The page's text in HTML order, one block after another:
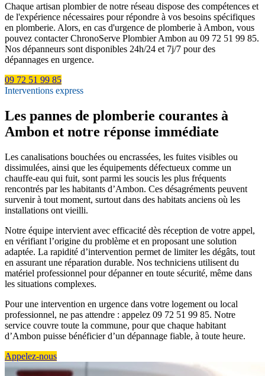
Chaque artisan plombier de notre réseau dispose des compétences et
de l'expérience nécessaires pour répondre à vos besoins spécifiques
en plomberie. Alors, en cas d'urgence de plomberie à Ambon, vous
pouvez contacter ChronoServe Plombier Ambon au 09 72 51 99 85.
Nos dépanneurs sont disponibles 24h/24 et 7j/7 pour des
dépannages en urgence.
09 72 51 99 85
Interventions express
Les pannes de plomberie courantes à
Ambon et notre réponse immédiate
Les canalisations bouchées ou encrassées, les fuites visibles ou
dissimulées, ainsi que les équipements défectueux comme un
chauffe-eau qui fuit, sont parmi les soucis les plus fréquents
rencontrés par les habitants d’Ambon. Ces désagréments peuvent
survenir à tout moment, surtout dans des habitats anciens où les
installations ont vieilli.
Notre équipe intervient avec efficacité dès réception de votre appel,
en vérifiant l’origine du problème et en proposant une solution
adaptée. La rapidité d’intervention permet de limiter les dégâts, tout
en assurant une réparation durable. Nos techniciens utilisent du
matériel professionnel pour dépanner en toute sécurité, même dans
les situations complexes.
Pour une intervention en urgence dans votre logement ou local
professionnel, ne pas attendre : appelez 09 72 51 99 85. Notre
service couvre toute la commune, pour que chaque habitant
d’Ambon puisse bénéficier d’un dépannage fiable, à toute heure.
Appelez-nous